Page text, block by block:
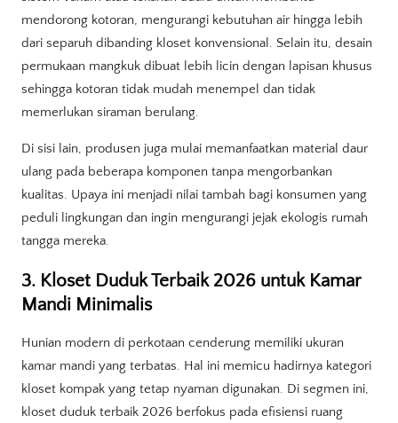
mendorong kotoran, mengurangi kebutuhan air hingga lebih
dari separuh dibanding kloset konvensional. Selain itu, desain
permukaan mangkuk dibuat lebih licin dengan lapisan khusus
sehingga kotoran tidak mudah menempel dan tidak
memerlukan siraman berulang.
Di sisi lain, produsen juga mulai memanfaatkan material daur
ulang pada beberapa komponen tanpa mengorbankan
kualitas. Upaya ini menjadi nilai tambah bagi konsumen yang
peduli lingkungan dan ingin mengurangi jejak ekologis rumah
tangga mereka.
3. Kloset Duduk Terbaik 2026 untuk Kamar
Mandi Minimalis
Hunian modern di perkotaan cenderung memiliki ukuran
kamar mandi yang terbatas. Hal ini memicu hadirnya kategori
kloset kompak yang tetap nyaman digunakan. Di segmen ini,
kloset duduk terbaik 2026 berfokus pada efisiensi ruang